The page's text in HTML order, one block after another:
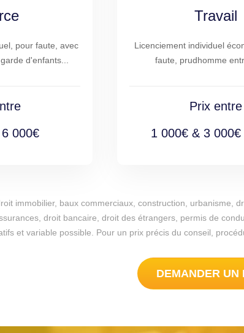
pour faute, avec
d'enfants...
000€
Travail
Licenciement individuel
faute, prudhomme
Prix entre
1 000€ & 3
immobilier, baux commerciaux, construction, urbanisme,
droit bancaire, droit des étrangers, permis de
et variable possible. Pour un prix précis du conseil,
DEMANDER UN